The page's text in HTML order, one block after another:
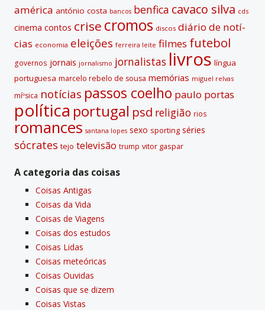
américa antónio costa bancos benfica cavaco silva cds
cinema contos crise cromos discos diário de notí­
cias economia eleições ferreira leite filmes futebol
governos jornais jornalismo jornalistas livros lí­ngua
portuguesa marcelo rebelo de sousa memórias miguel relvas
míºsica notí­cias passos coelho paulo portas
polí­tica portugal psd religião rios
romances santana lopes sexo sporting séries
sócrates tejo televisão trump vitor gaspar
A categoria das coisas
Coisas Antigas
Coisas da Vida
Coisas de Viagens
Coisas dos estudos
Coisas Lidas
Coisas meteóricas
Coisas Ouvidas
Coisas que se dizem
Coisas Vistas